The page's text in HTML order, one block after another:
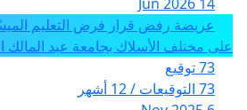
عريضة رفض قرار فرض التعليم
على مختلف الأسلاك بجامعة عبد المالك
73 توقيع
73 التوقيعات / 12 أشهر